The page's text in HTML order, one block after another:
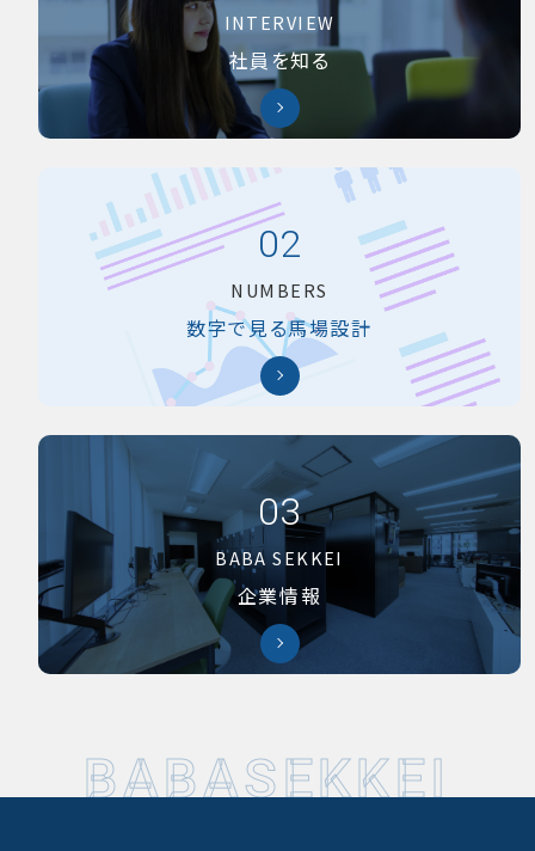
INTERVIEW
社員を知る
02
NUMBERS
数字で見る馬場設計
03
BABA SEKKEI
企業情報
BABASEKKEI